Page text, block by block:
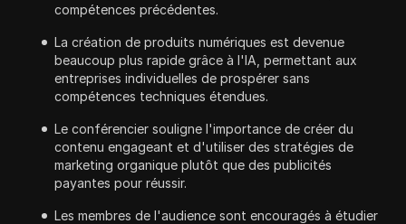
compétences précédentes.
La création de produits numériques est devenue
beaucoup plus rapide grâce à l'IA, permettant aux
entreprises individuelles de prospérer sans
compétences techniques étendues.
Le conférencier souligne l'importance de créer du
contenu engageant et d'utiliser des stratégies de
marketing organique plutôt que des publicités
payantes pour réussir.
Les membres de l'audience sont encouragés à étudier